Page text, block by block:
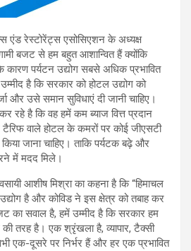
एंड रेस्टोरेंट्स एसोसिएशन के अध्यक्ष
बजट से हम बहुत आशान्वित हैं क्योंकि
कारण पर्यटन उद्योग सबसे अधिक प्रभावित
है कि सरकार को होटल उद्योग को
और उसे समान सुविधाएं दी जानी चाहिए।
रहे है कि वह हमें कम ब्याज वित्त प्रदान
वाले होटल के कमरों पर कोई जीएसटी
जाना चाहिए। ताकि पर्यटक बढ़े और
में मदद मिले।
आशीष मिश्रा का कहना है कि “हिमाचल
है और कोविड ने इस क्षेत्र को तबाह कर
का सवाल है, हमें उम्मीद है कि सरकार हम
की तरह है। एक श्रृंखला है, व्यापार, टैक्सी
एक-दूसरे पर निर्भर हैं और हर एक प्रभावित